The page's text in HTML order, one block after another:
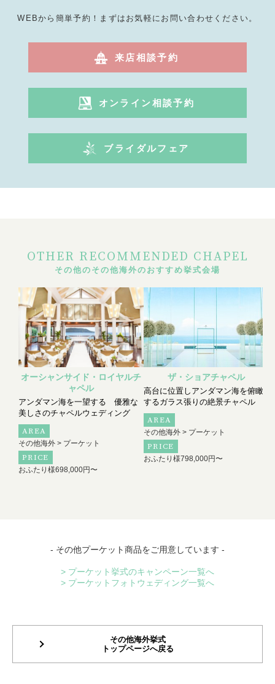
WEBから簡単予約！まずはお気軽にお問い合わせください。
来店相談予約
オンライン相談予約
ブライダルフェア
OTHER RECOMMENDED CHAPEL
その他のその他海外のおすすめ挙式会場
オーシャンサイド・ロイヤルチ
ャペル
アンダマン海を一望する 優雅な
美しさのチャペルウェディング
AREA
その他海外 > プーケット
PRICE
おふたり様698,000円〜
ザ・ショアチャペル
高台に位置しアンダマン海を俯瞰
するガラス張りの絶景チャペル
AREA
その他海外 > プーケット
PRICE
おふたり様798,000円〜
- その他プーケット商品をご用意しています -
> プーケット挙式のキャンペーン一覧へ
> プーケットフォトウェディング一覧へ
その他海外挙式
トップページへ戻る